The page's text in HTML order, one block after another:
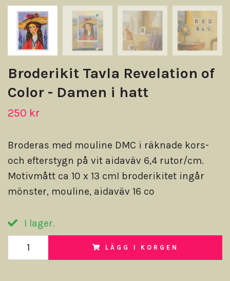
Broderikit Tavla Revelation of
Color - Damen i hatt
250 kr
Broderas med mouline DMC i räknade kors-
och efterstygn på vit aidaväv 6,4 rutor/cm.
Motivmått ca 10 x 13 cmI broderikitet ingår
mönster, mouline, aidaväv 16 co
I lager.
LÄGG I KORGEN